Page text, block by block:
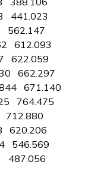
441.023
612.093
622.059
662.297
671.140
764.475
620.206
546.569
487.056